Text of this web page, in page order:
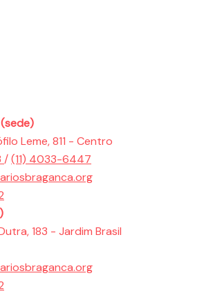
Leme, 811 - Centro
/(11) 4033-6447
183 - Jardim Brasil